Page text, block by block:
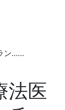
ン……
法医